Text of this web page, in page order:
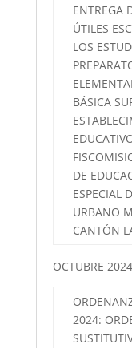
ENTREGA
ÚTILES
LOS
BÁSICA
DE
ESPECIAL
URBANO
CANTÓN
OCTUBRE 2024
2024: